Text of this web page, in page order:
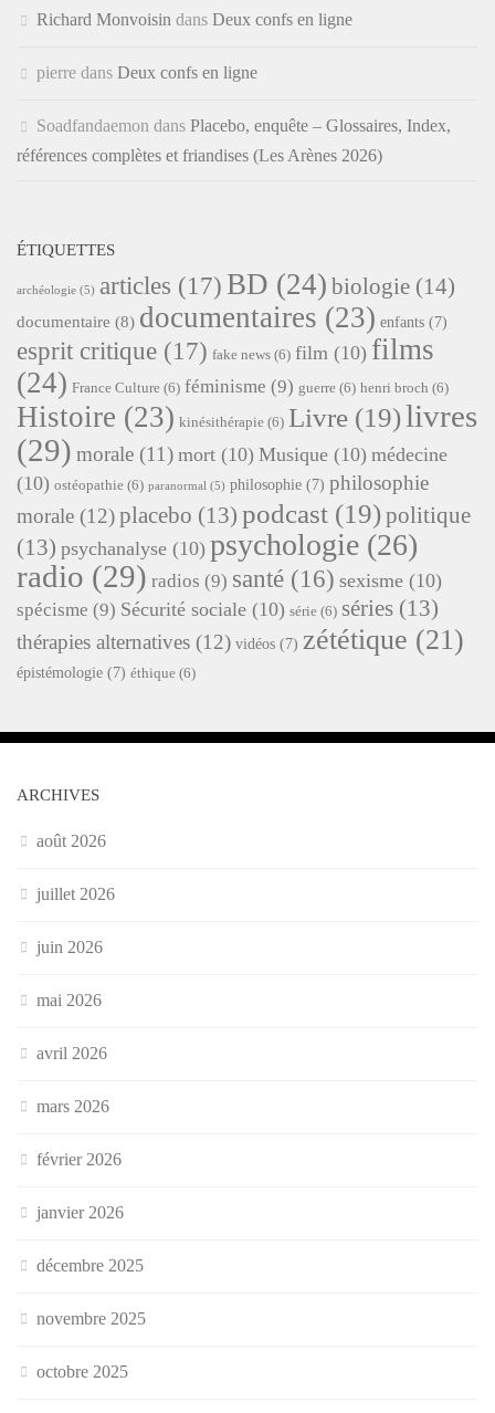
Richard Monvoisin dans Deux confs en ligne
pierre dans Deux confs en ligne
Soadfandaemon dans Placebo, enquête – Glossaires, Index,
références complètes et friandises (Les Arènes 2026)
ÉTIQUETTES
archéologie (5) articles (17) BD (24) biologie (14)
documentaire (8) documentaires (23) enfants (7)
esprit critique (17) fake news (6) film (10) films
(24) France Culture (6) féminisme (9) guerre (6) henri broch (6)
Histoire (23) kinésithérapie (6) Livre (19)livres
(29) morale (11) mort (10) Musique (10) médecine
(10) ostéopathie (6) paranormal (5) philosophie (7) philosophie
morale (12)placebo (13) podcast (19)politique
(13) psychanalyse (10) psychologie (26)
radio (29) radios (9) santé (16) sexisme (10)
spécisme (9) Sécurité sociale (10) série (6) séries (13)
thérapies alternatives (12) vidéos (7) zététique (21)
épistémologie (7) éthique (6)
ARCHIVES
août 2026
juillet 2026
juin 2026
mai 2026
avril 2026
mars 2026
février 2026
janvier 2026
décembre 2025
novembre 2025
octobre 2025